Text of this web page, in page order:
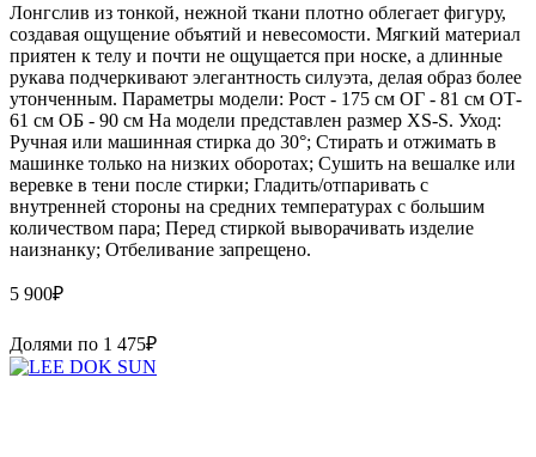
Лонгслив из тонкой, нежной ткани плотно облегает фигуру,
создавая ощущение объятий и невесомости. Мягкий материал
приятен к телу и почти не ощущается при носке, а длинные
рукава подчеркивают элегантность силуэта, делая образ более
утонченным. Параметры модели: Рост - 175 см ОГ - 81 см ОТ-
61 см ОБ - 90 см На модели представлен размер XS-S. Уход:
Ручная или машинная стирка до 30°; Стирать и отжимать в
машинке только на низких оборотах; Сушить на вешалке или
веревке в тени после стирки; Гладить/отпаривать с
внутренней стороны на средних температурах с большим
количеством пара; Перед стиркой выворачивать изделие
наизнанку; Отбеливание запрещено.
5 900₽
Долями по 1 475₽